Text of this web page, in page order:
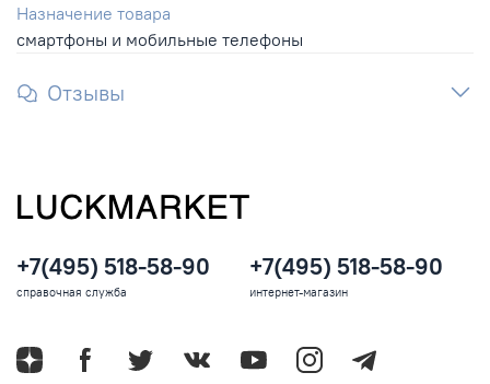
Назначение товара
смартфоны и мобильные телефоны
Отзывы
+7(495) 518-58-90
справочная служба
+7(495) 518-58-90
интернет-магазин